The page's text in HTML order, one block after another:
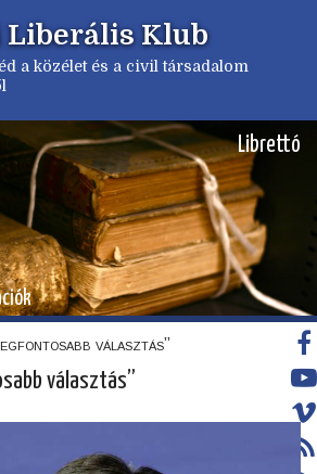
Liberális Klub
a közélet és a civil társadalom
Librettó
választás”
választás”